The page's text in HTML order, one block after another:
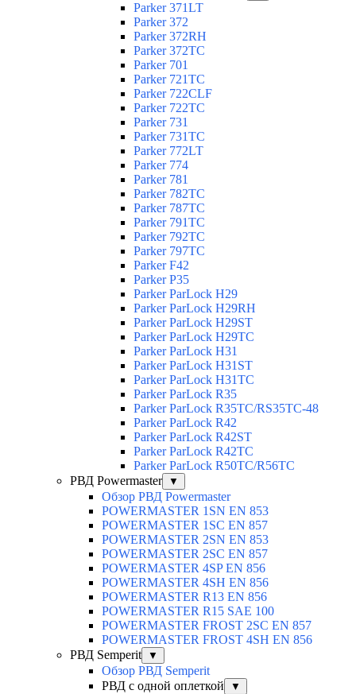
Parker 371LT
Parker 372
Parker 372RH
Parker 372TC
Parker 701
Parker 721TC
Parker 722CLF
Parker 722TC
Parker 731
Parker 731TC
Parker 772LT
Parker 774
Parker 781
Parker 782TC
Parker 787TC
Parker 791TC
Parker 792TC
Parker 797TC
Parker F42
Parker P35
Parker ParLock H29
Parker ParLock H29RH
Parker ParLock H29ST
Parker ParLock H29TC
Parker ParLock H31
Parker ParLock H31ST
Parker ParLock H31TC
Parker ParLock R35
Parker ParLock R35TC/RS35TC-48
Parker ParLock R42
Parker ParLock R42ST
Parker ParLock R42TC
Parker ParLock R50TC/R56TC
РВД Powermaster
▼
Обзор РВД Powermaster
POWERMASTER 1SN EN 853
POWERMASTER 1SC EN 857
POWERMASTER 2SN EN 853
POWERMASTER 2SC EN 857
POWERMASTER 4SP EN 856
POWERMASTER 4SH EN 856
POWERMASTER R13 EN 856
POWERMASTER R15 SAE 100
POWERMASTER FROST 2SC EN 857
POWERMASTER FROST 4SH EN 856
РВД Semperit
▼
Обзор РВД Semperit
РВД с одной оплеткой
▼